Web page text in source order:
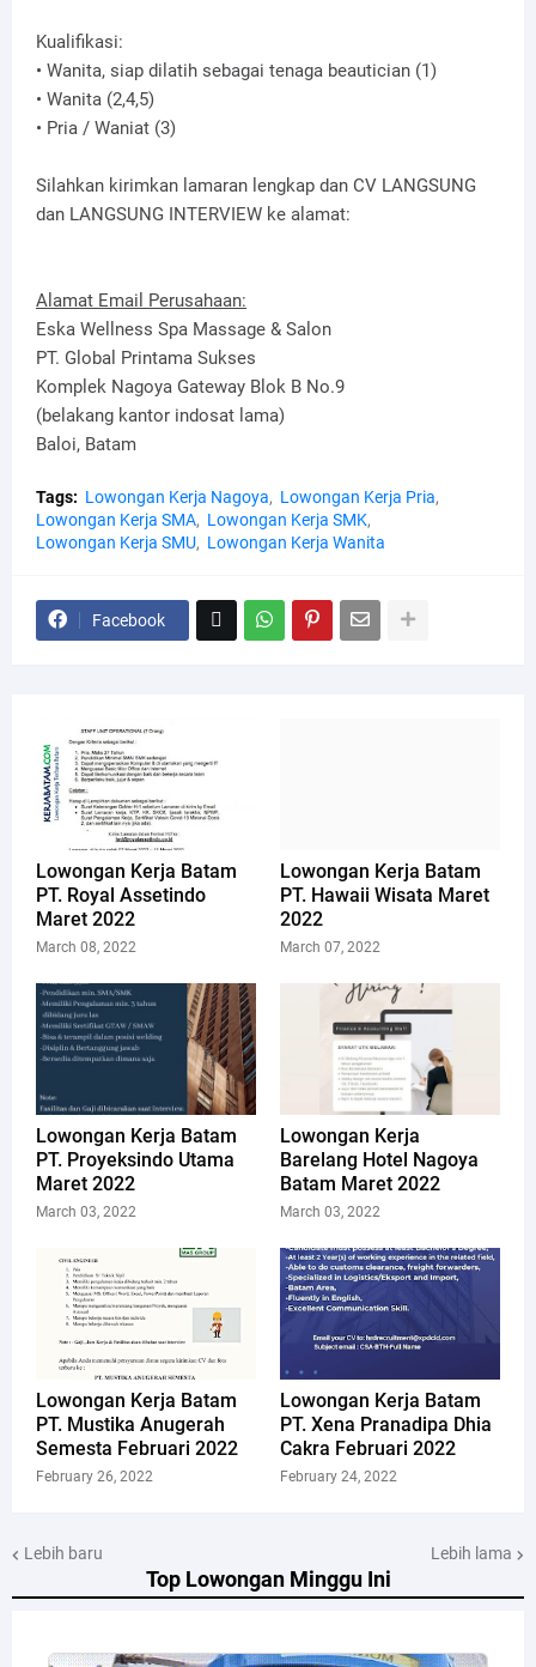
Top Lowongan Minggu Ini
Kualifikasi:
• Wanita, siap dilatih sebagai tenaga beautician (1)
• Wanita (2,4,5)
• Pria / Waniat (3)
Silahkan kirimkan lamaran lengkap dan CV LANGSUNG
dan LANGSUNG INTERVIEW ke alamat:
Alamat Email Perusahaan:
Eska Wellness Spa Massage & Salon
PT. Global Printama Sukses
Komplek Nagoya Gateway Blok B No.9
(belakang kantor indosat lama)
Baloi, Batam
Tags: Lowongan Kerja Nagoya
Lowongan Kerja Pria
Lowongan Kerja SMA
Lowongan Kerja SMK
Lowongan Kerja SMU
Lowongan Kerja Wanita
Facebook
Lowongan Kerja Batam
PT. Royal Assetindo
Maret 2022
March 08, 2022
Lowongan Kerja Batam
PT. Hawaii Wisata Maret
2022
March 07, 2022
Lowongan Kerja Batam
PT. Proyeksindo Utama
Maret 2022
March 03, 2022
Lowongan Kerja
Barelang Hotel Nagoya
Batam Maret 2022
March 03, 2022
Lowongan Kerja Batam
PT. Mustika Anugerah
Semesta Februari 2022
February 26, 2022
Lowongan Kerja Batam
PT. Xena Pranadipa Dhia
Cakra Februari 2022
February 24, 2022
Lebih baru Lebih lama